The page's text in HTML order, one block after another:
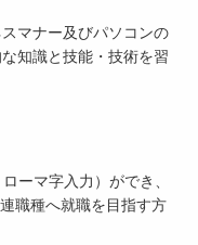
マナー及びパソコンの
知識と技能・技術を習
ーマ字入力）ができ、
職種へ就職を目指す方